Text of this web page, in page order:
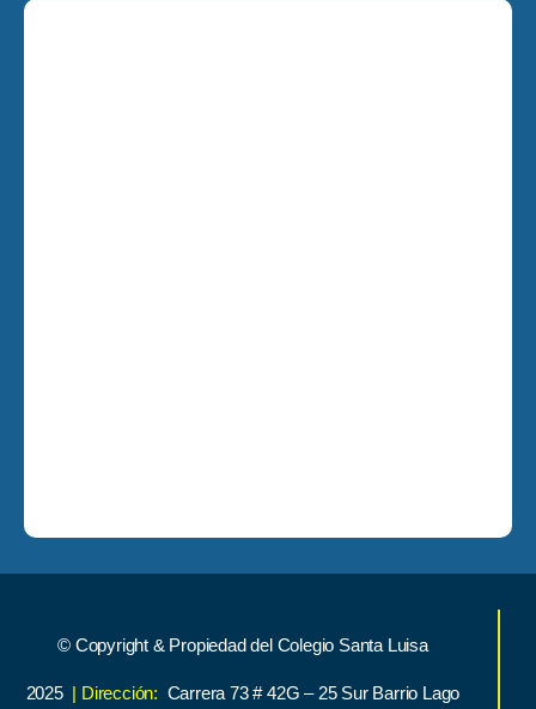
© Copyright & Propiedad del Colegio Santa Luisa
2025 | Dirección: Carrera 73 # 42G – 25 Sur Barrio Lago